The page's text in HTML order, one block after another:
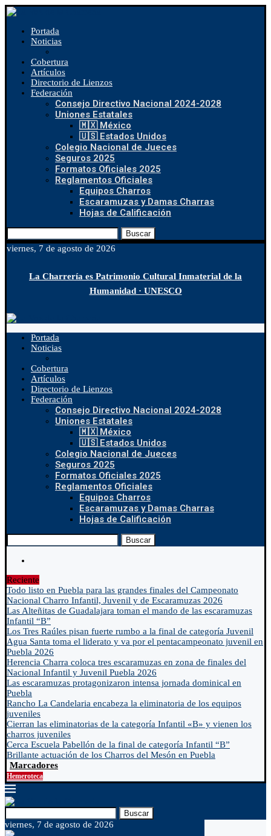
Portada
Noticias
Cobertura
Artículos
Directorio de Lienzos
Federación
Consejo Directivo Nacional 2024-2028
Uniones Estatales
🇲🇽 México
🇺🇸 Estados Unidos
Colegio Nacional de Jueces
Seguros 2025
Formatos Oficiales 2025
Reglamentos Oficiales
Equipos Charros
Escaramuzas y Damas Charras
Hojas de Calificación
Buscar
viernes, 7 de agosto de 2026
La Charrería es Patrimonio Cultural Inmaterial de la
Humanidad · UNESCO
Portada
Noticias
Cobertura
Artículos
Directorio de Lienzos
Federación
Consejo Directivo Nacional 2024-2028
Uniones Estatales
🇲🇽 México
🇺🇸 Estados Unidos
Colegio Nacional de Jueces
Seguros 2025
Formatos Oficiales 2025
Reglamentos Oficiales
Equipos Charros
Escaramuzas y Damas Charras
Hojas de Calificación
Buscar
Reciente
Todo listo en Puebla para las grandes finales del Campeonato
Nacional Charro Infantil, Juvenil y de Escaramuzas 2026
Las Alteñitas de Guadalajara toman el mando de las escaramuzas
Infantil “B”
Los Tres Raúles pisan fuerte rumbo a la final de categoría Juvenil
Agua Santa toma el liderato y va por el pentacampeonato juvenil en
Puebla 2026
Herencia Charra coloca tres escaramuzas en zona de finales del
Nacional Infantil y Juvenil Puebla 2026
Las escaramuzas protagonizaron intensa jornada dominical en
Puebla
Rancho La Candelaria encabeza la eliminatoria de los equipos
juveniles
Cierran las eliminatorias de la categoría Infantil «B» y vienen los
charros juveniles
Cerca Escuela Pabellón de la final de categoría Infantil “B”
Brillante actuación de los Charros del Mesón en Puebla
Marcadores
Hemeroteca
Buscar
viernes, 7 de agosto de 2026